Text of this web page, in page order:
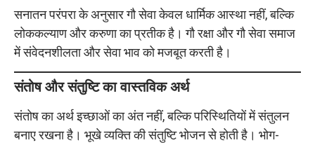
सनातन परंपरा के अनुसार गौ सेवा केवल धार्मिक आस्था नहीं, बल्कि
लोककल्याण और करुणा का प्रतीक है। गौ रक्षा और गौ सेवा समाज
में संवेदनशीलता और सेवा भाव को मजबूत करती है।
संतोष और संतुष्टि का वास्तविक अर्थ
संतोष का अर्थ इच्छाओं का अंत नहीं, बल्कि परिस्थितियों में संतुलन
बनाए रखना है। भूखे व्यक्ति की संतुष्टि भोजन से होती है। भोग-